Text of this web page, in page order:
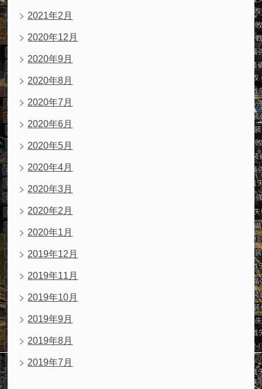
2021年2月
2020年12月
2020年9月
2020年8月
2020年7月
2020年6月
2020年5月
2020年4月
2020年3月
2020年2月
2020年1月
2019年12月
2019年11月
2019年10月
2019年9月
2019年8月
2019年7月